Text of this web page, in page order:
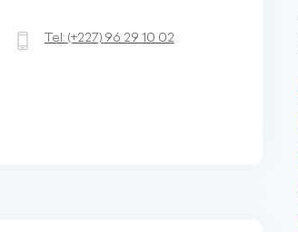
Tel: (+227) 96 29 10 02